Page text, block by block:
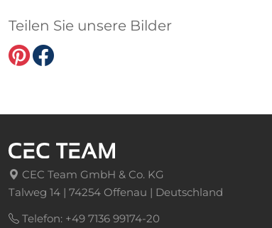
Teilen Sie unsere Bilder
CEC Team GmbH & Co. KG
Talweg 14 | 74254 Offenau | Deutschland
Telefon: +49 7136 99174-20